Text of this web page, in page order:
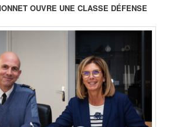
OUVRE UNE CLASSE DÉFENSE